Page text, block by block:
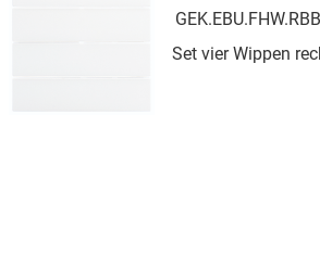
Set vier Wippen